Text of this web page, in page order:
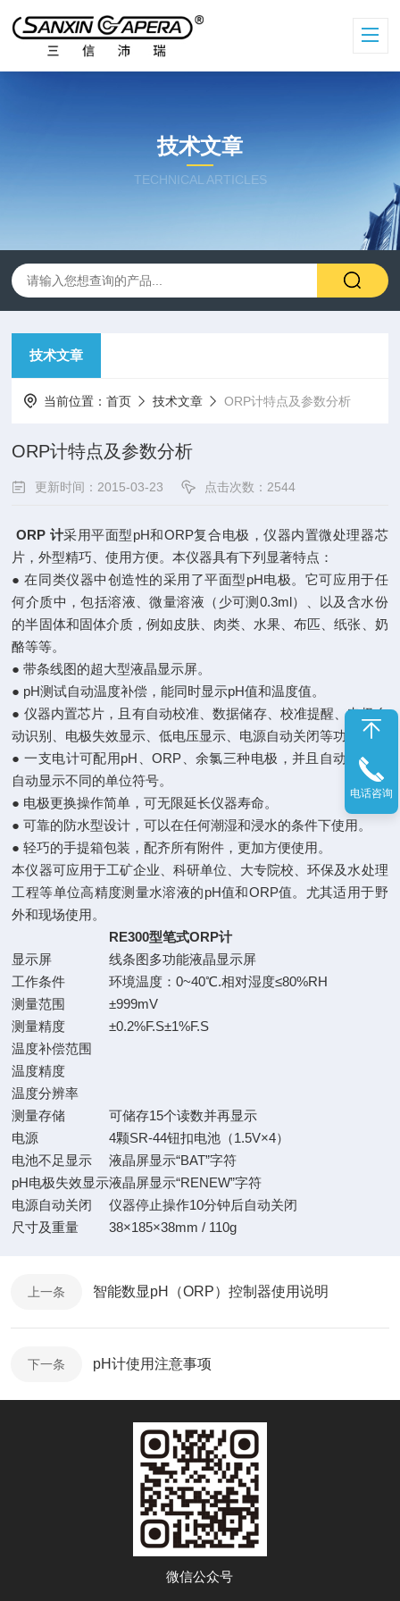
技术文章
TECHNICAL ARTICLES
技术文章
当前位置：首页 技术文章 ORP计特点及参数分析
ORP计特点及参数分析
更新时间：2015-03-23 点击次数：2544
ORP 计采用平面型pH和ORP复合电极，仪器内置微处理器芯
片，外型精巧、使用方便。本仪器具有下列显著特点：
●在同类仪器中创造性的采用了平面型pH电极。它可应用于任
何介质中，包括溶液、微量溶液（少可测0.3ml）、以及含水份
的半固体和固体介质，例如皮肤、肉类、水果、布匹、纸张、奶
酪等等。
●带条线图的超大型液晶显示屏。
● pH测试自动温度补偿，能同时显示pH值和温度值。
● 仪器内置芯片，且有自动校准、数据储存、校准提醒、电极自
动识别、电极失效显示、低电压显示、电源自动关闭等功能。
●一支电计可配用pH、ORP、余氯三种电极，并且自动识别，
自动显示不同的单位符号。
● 电极更换操作简单，可无限延长仪器寿命。
●可靠的防水型设计，可以在任何潮湿和浸水的条件下使用。
●轻巧的手提箱包装，配齐所有附件，更加方便使用。
本仪器可应用于工矿企业、科研单位、大专院校、环保及水处理
工程等单位高精度测量水溶液的pH值和ORP值。尤其适用于野
外和现场使用。
RE300型笔式ORP计
显示屏
线条图多功能液晶显示屏
工作条件
环境温度：0~40℃.相对湿度≤80%RH
测量范围
±999mV
测量精度
±0.2%F.S±1%F.S
温度补偿范围
温度精度
温度分辨率
测量存储
可储存15个读数并再显示
电源
4颗SR-44钮扣电池（1.5V×4）
电池不足显示
液晶屏显示“BAT”字符
pH电极失效显示液晶屏显示“RENEW”字符
电源自动关闭
仪器停止操作10分钟后自动关闭
尺寸及重量
38×185×38mm / 110g
上一条 智能数显pH（ORP）控制器使用说明
下一条 pH计使用注意事项
微信公众号
电话咨询